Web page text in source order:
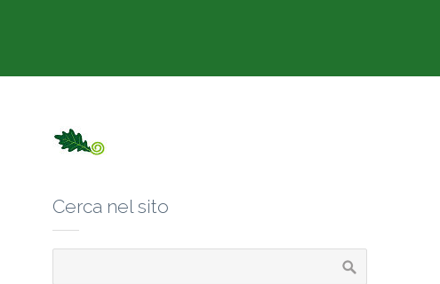
Cerca nel sito